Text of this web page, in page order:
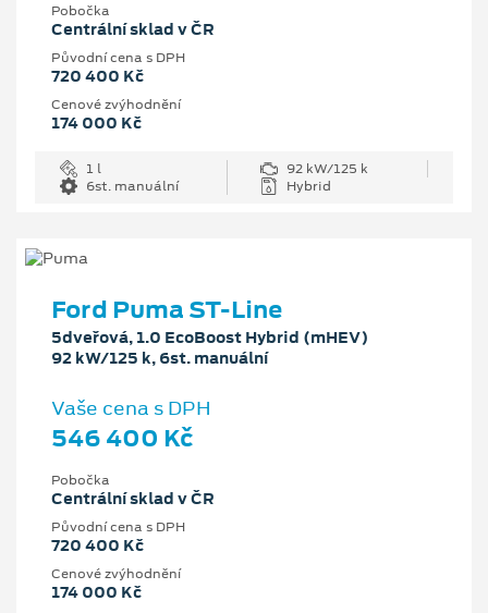
Pobočka
Centrální sklad v ČR
Původní cena s DPH
720 400 Kč
Cenové zvýhodnění
174 000 Kč
1 l
92 kW/125 k
6st. manuální
Hybrid
Ford Puma ST-Line
5dveřová, 1.0 EcoBoost Hybrid (mHEV)
92 kW/125 k, 6st. manuální
Vaše cena s DPH
546 400 Kč
Pobočka
Centrální sklad v ČR
Původní cena s DPH
720 400 Kč
Cenové zvýhodnění
174 000 Kč